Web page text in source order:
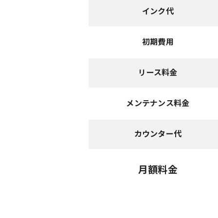
インク代
初期費用
リース料金
メンテナンス料金
カウンター代
月額料金